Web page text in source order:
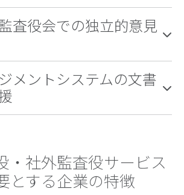
査役会での独立的意見
メントシステムの文書
・社外監査役サービス
とする企業の特徴